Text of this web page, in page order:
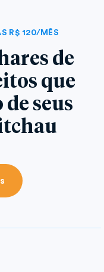
R$ 120/MÊS
de
que
seus